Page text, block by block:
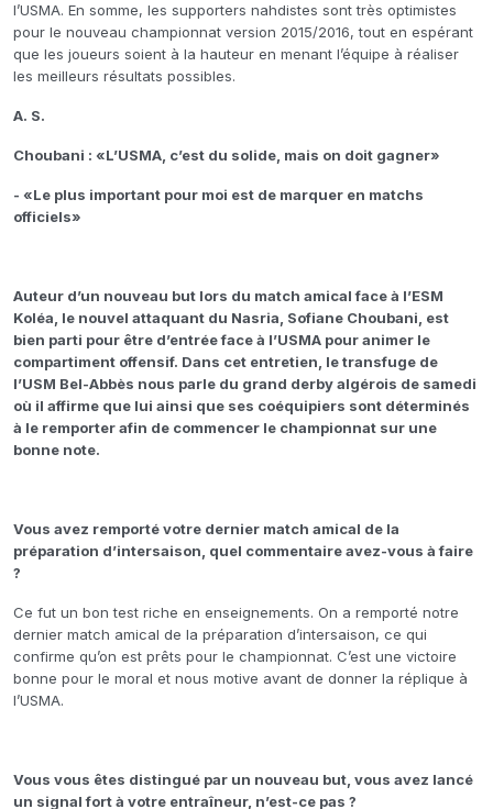
l’USMA. En somme, les supporters nahdistes sont très optimistes
pour le nouveau championnat version 2015/2016, tout en espérant
que les joueurs soient à la hauteur en menant l’équipe à réaliser
les meilleurs résultats possibles.
A. S.
Choubani : «L’USMA, c’est du solide, mais on doit gagner»
- «Le plus important pour moi est de marquer en matchs
officiels»
Auteur d’un nouveau but lors du match amical face à l’ESM
Koléa, le nouvel attaquant du Nasria, Sofiane Choubani, est
bien parti pour être d’entrée face à l’USMA pour animer le
compartiment offensif. Dans cet entretien, le transfuge de
l’USM Bel-Abbès nous parle du grand derby algérois de samedi
où il affirme que lui ainsi que ses coéquipiers sont déterminés
à le remporter afin de commencer le championnat sur une
bonne note.
Vous avez remporté votre dernier match amical de la
préparation d’intersaison, quel commentaire avez-vous à faire
?
Ce fut un bon test riche en enseignements. On a remporté notre
dernier match amical de la préparation d’intersaison, ce qui
confirme qu’on est prêts pour le championnat. C’est une victoire
bonne pour le moral et nous motive avant de donner la réplique à
l’USMA.
Vous vous êtes distingué par un nouveau but, vous avez lancé
un signal fort à votre entraîneur, n’est-ce pas ?